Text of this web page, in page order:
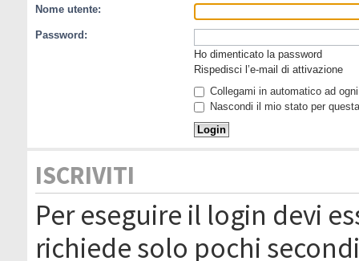
Nome utente:
Password:
Ho dimenticato la password
Rispedisci l’e-mail di attivazione
Collegami in automatico ad
Nascondi il mio stato per
ISCRIVITI
Per eseguire il login devi
richiede solo pochi